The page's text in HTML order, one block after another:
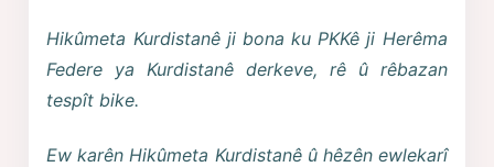
Hikûmeta Kurdistanê ji bona ku PKKê ji Herêma
Federe ya Kurdistanê derkeve, rê û rêbazan
tespît bike.
Ew karên Hikûmeta Kurdistanê û hêzên ewlekarî